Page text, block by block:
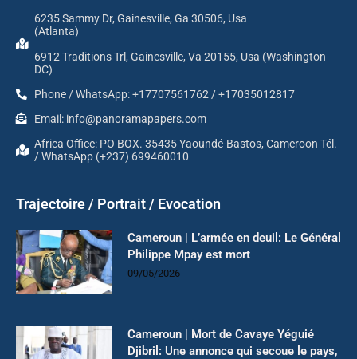
6235 Sammy Dr, Gainesville, Ga 30506, Usa
(Atlanta)
6912 Traditions Trl, Gainesville, Va 20155, Usa (Washington
DC)
Phone / WhatsApp: +17707561762 / +17035012817
Email: info@panoramapapers.com
Africa Office: PO BOX. 35435 Yaoundé-Bastos, Cameroon Tél.
/ WhatsApp (+237) 699460010
Trajectoire / Portrait / Evocation
Cameroun | L’armée en deuil: Le Général
Philippe Mpay est mort
09/05/2026
Cameroun | Mort de Cavaye Yéguié
Djibril: Une annonce qui secoue le pays,